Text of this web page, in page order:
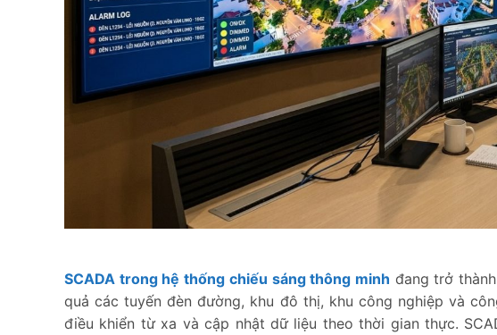
SCADA trong hệ thống chiếu sáng thông minh đang trở
quả các tuyến đèn đường, khu đô thị, khu công nghiệp và
điều khiển từ xa và cập nhật dữ liệu theo thời gian thực.